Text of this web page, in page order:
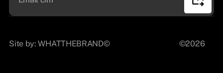
Site by:WHATTHEBRAND© ©2026